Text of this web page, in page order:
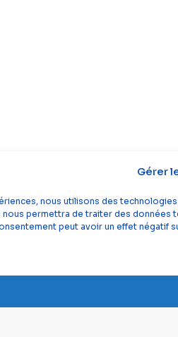
Gérer
nous utilisons des
permettra de traiter des données
peut avoir un effet négatif